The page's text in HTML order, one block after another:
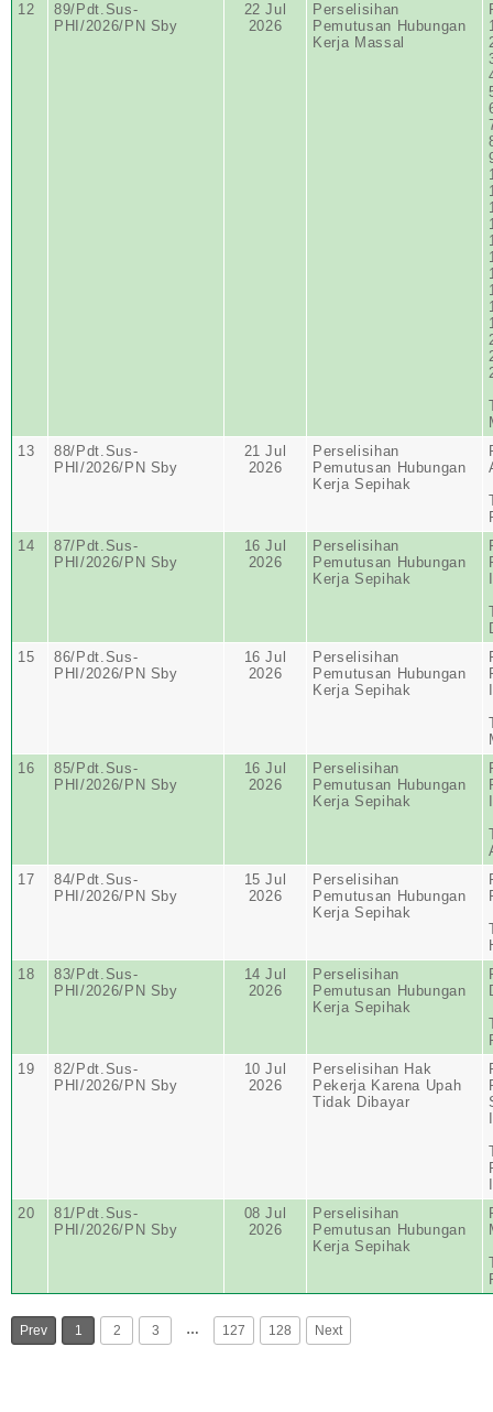
12
89/Pdt.Sus-
PHI/2026/PN Sby
22 Jul
2026
Perselisihan
Pemutusan Hubungan
Kerja Massal
13
88/Pdt.Sus-
PHI/2026/PN Sby
21 Jul
2026
Perselisihan
Pemutusan Hubungan
Kerja Sepihak
14
87/Pdt.Sus-
PHI/2026/PN Sby
16 Jul
2026
Perselisihan
Pemutusan Hubungan
Kerja Sepihak
15
86/Pdt.Sus-
PHI/2026/PN Sby
16 Jul
2026
Perselisihan
Pemutusan Hubungan
Kerja Sepihak
16
85/Pdt.Sus-
PHI/2026/PN Sby
16 Jul
2026
Perselisihan
Pemutusan Hubungan
Kerja Sepihak
17
84/Pdt.Sus-
PHI/2026/PN Sby
15 Jul
2026
Perselisihan
Pemutusan Hubungan
Kerja Sepihak
18
83/Pdt.Sus-
PHI/2026/PN Sby
14 Jul
2026
Perselisihan
Pemutusan Hubungan
Kerja Sepihak
19
82/Pdt.Sus-
PHI/2026/PN Sby
10 Jul
2026
Perselisihan Hak
Pekerja Karena Upah
Tidak Dibayar
20
81/Pdt.Sus-
PHI/2026/PN Sby
08 Jul
2026
Perselisihan
Pemutusan Hubungan
Kerja Sepihak
Prev 1 2 3 … 127 128 Next